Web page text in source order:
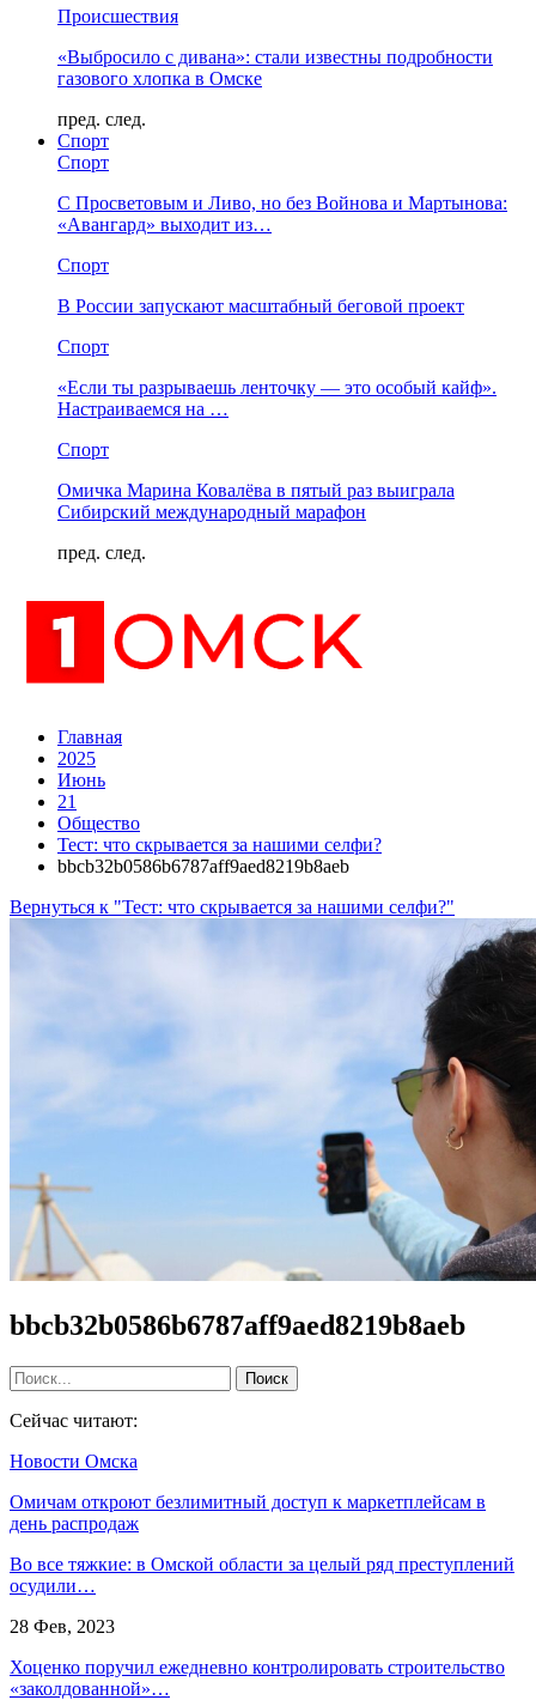
Происшествия
«Выбросило с дивана»: стали известны подробности
газового хлопка в Омске
пред. след.
Спорт
Спорт
С Просветовым и Ливо, но без Войнова и Мартынова:
«Авангард» выходит из…
Спорт
В России запускают масштабный беговой проект
Спорт
«Если ты разрываешь ленточку — это особый кайф».
Настраиваемся на …
Спорт
Омичка Марина Ковалёва в пятый раз выиграла
Сибирский международный марафон
пред. след.
Главная
2025
Июнь
21
Общество
Тест: что скрывается за нашими селфи?
bbcb32b0586b6787aff9aed8219b8aeb
Вернуться к "Тест: что скрывается за нашими селфи?"
bbcb32b0586b6787aff9aed8219b8aeb
Сейчас читают:
Новости Омска
Омичам откроют безлимитный доступ к маркетплейсам в
день распродаж
Во все тяжкие: в Омской области за целый ряд преступлений
осудили…
28 Фев, 2023
Хоценко поручил ежедневно контролировать строительство
«заколдованной»…